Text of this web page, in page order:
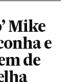
Mike
e
de